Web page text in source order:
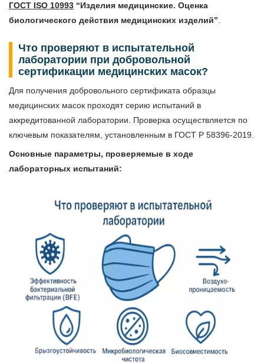
ГОСТ ISO 10993 “Изделия медицинские. Оценка
биологического действия медицинских изделий”
Что проверяют в испытательной
лаборатории при добровольной
сертификации медицинских масок?
Для получения добровольного сертификата образцы
медицинских масок проходят серию испытаний в
аккредитованной лаборатории. Проверка осуществляется по
ключевым показателям, установленным в ГОСТ Р 58396-2019.
Основные параметры, проверяемые в ходе
лабораторных испытаний: